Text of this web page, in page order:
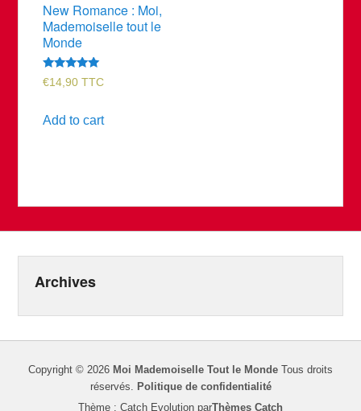
New Romance : Moi,
Mademoiselle tout le
Monde
Rated
4.87
€14,90 TTC
Add to cart
Archives
Copyright © 2026 Moi Mademoiselle Tout le Monde Tous droits
réservés. Politique de confidentialité
Thème : Catch Evolution parThèmes Catch